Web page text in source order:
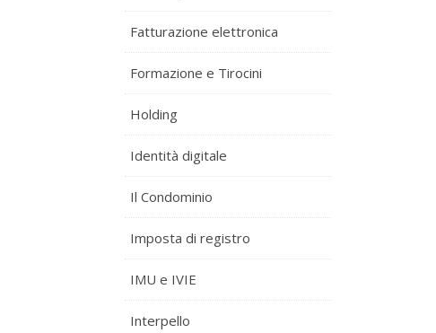
Fatturazione elettronica
Formazione e Tirocini
Holding
Identità digitale
Il Condominio
Imposta di registro
IMU e IVIE
Interpello